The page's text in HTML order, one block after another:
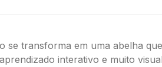
se transforma em uma abelha
interativo e muito